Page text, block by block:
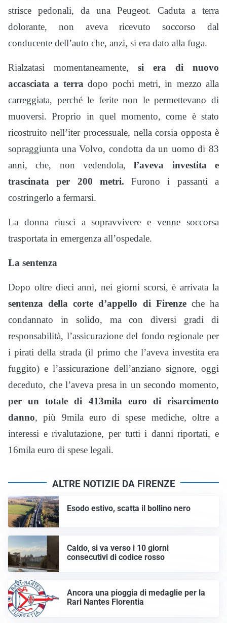
strisce pedonali, da una Peugeot. Caduta a terra
dolorante, non aveva ricevuto soccorso dal
conducente dell’auto che, anzi, si era dato alla fuga.
Rialzatasi momentaneamente, si era di nuovo
accasciata a terra dopo pochi metri, in mezzo alla
carreggiata, perché le ferite non le permettevano di
muoversi. Proprio in quel momento, come è stato
ricostruito nell’iter processuale, nella corsia opposta è
sopraggiunta una Volvo, condotta da un uomo di 83
anni, che, non vedendola,l’aveva investita e
trascinata per 200 metri. Furono i passanti a
costringerlo a fermarsi.
La donna riuscì a sopravvivere e venne soccorsa
trasportata in emergenza all’ospedale.
La sentenza
Dopo oltre dieci anni, nei giorni scorsi, è arrivata la
sentenza della corte d’appello di Firenzeche ha
condannato in solido, ma con diversi gradi di
responsabilità, l’assicurazione del fondo regionale per
i pirati della strada (il primo che l’aveva investita era
fuggito) e l’assicurazione dell’anziano signore, oggi
deceduto, che l’aveva presa in un secondo momento,
per un totale di 413mila euro di risarcimento
danno, più 9mila euro di spese mediche, oltre a
interessi e rivalutazione, per tutti i danni riportati, e
16mila euro di spese legali.
ALTRE NOTIZIE DA FIRENZE
Esodo estivo, scatta il bollino nero
Caldo, si va verso i 10 giorni
consecutivi di codice rosso
Ancora una pioggia di medaglie per la
Rari Nantes Florentia